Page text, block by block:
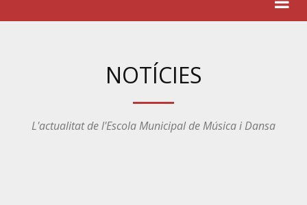
NOTÍCIES
L'actualitat de l'Escola Municipal de Música i Dansa